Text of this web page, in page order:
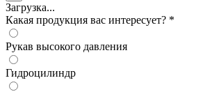
Загрузка...
Какая продукция вас интересует? *
Рукав высокого давления
Гидроцилиндр